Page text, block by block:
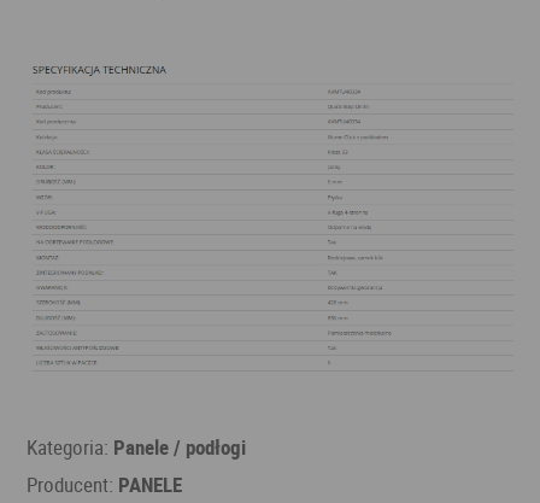
Kategoria: Panele / podłogi
Producent: PANELE